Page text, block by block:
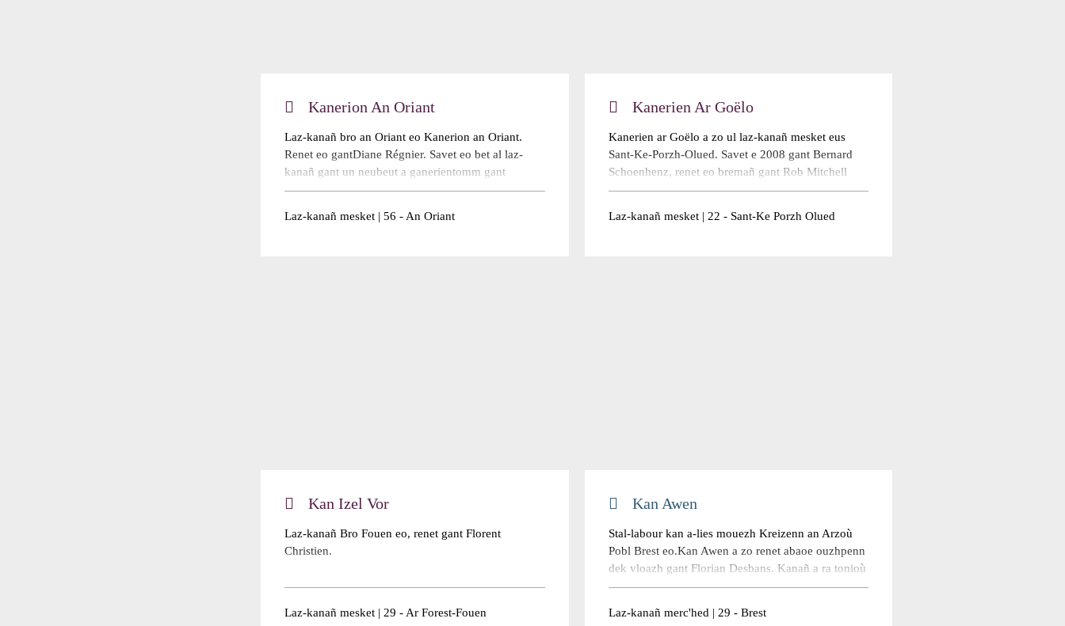
Kanerion An Oriant
Laz-kanañ bro an Oriant eo Kanerion an Oriant.
Renet eo gantDiane Régnier. Savet eo bet al laz-
kanañ gant un neubeut a ganerientomm gant
sevenadur Breizh. Fellout a rae dezho brudañ an
KAO a peder vouezh e brezhoneg bro
Laz-kanañ mesket | 56 - An Oriant
Kanerien Ar Goëlo
Kanerien ar Goëlo a zo ul laz-kanañ mesket eus
Sant-Ke-Porzh-Olued. Savet e 2008 gant Bernard
Schoenhenz, renet eo bremañ gant Rob Mitchell
abaoe 2022. Meur a sonadeg a vez aozet ganto.
brezhoneg. Kanaouennoù hengounel pe a vremañ
Laz-kanañ mesket | 22 - Sant-Ke Porzh Olued
Kan Izel Vor
Laz-kanañ Bro Fouen eo, renet gant Florent
Christien.
Laz-kanañ mesket | 29 - Ar Forest-Fouen
Kan Awen
Stal-labour kan a-lies mouezh Kreizenn an Arzoù
Pobl Brest eo.Kan Awen a zo renet abaoe ouzhpenn
dek vloazh gant Florian Desbans. Kanañ a ra tonioù
eus Breizh pe eus ar vroioù keltiek, hengounel pe
gant al laz-kanañ, hag a zo prest da zegemer
Laz-kanañ merc'hed | 29 - Brest